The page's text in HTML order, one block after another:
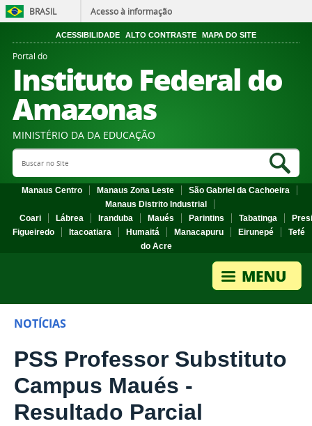
BRASIL Acesso à informação
ACESSIBILIDADE ALTO CONTRASTE MAPA DO SITE
Portal do
Instituto Federal do
Amazonas
MINISTÉRIO DA DA EDUCAÇÃO
Search Site
Manaus Centro Manaus Zona Leste
São Gabriel da Cachoeira
Manaus Distrito Industrial
Coari
Lábrea Iranduba Maués Parintins Tabatinga
Figueiredo
Itacoatiara Humaitá Manacapuru Eirunepé
Tefé
do Acre
NOTÍCIAS
PSS Professor Substituto
Campus Maués -
Resultado Parcial